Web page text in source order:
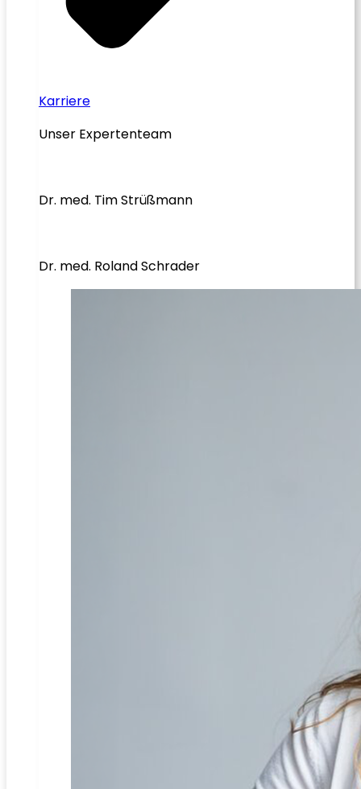
Karriere
Unser Expertenteam
Dr. med. Tim Strüßmann
Dr. med. Roland Schrader